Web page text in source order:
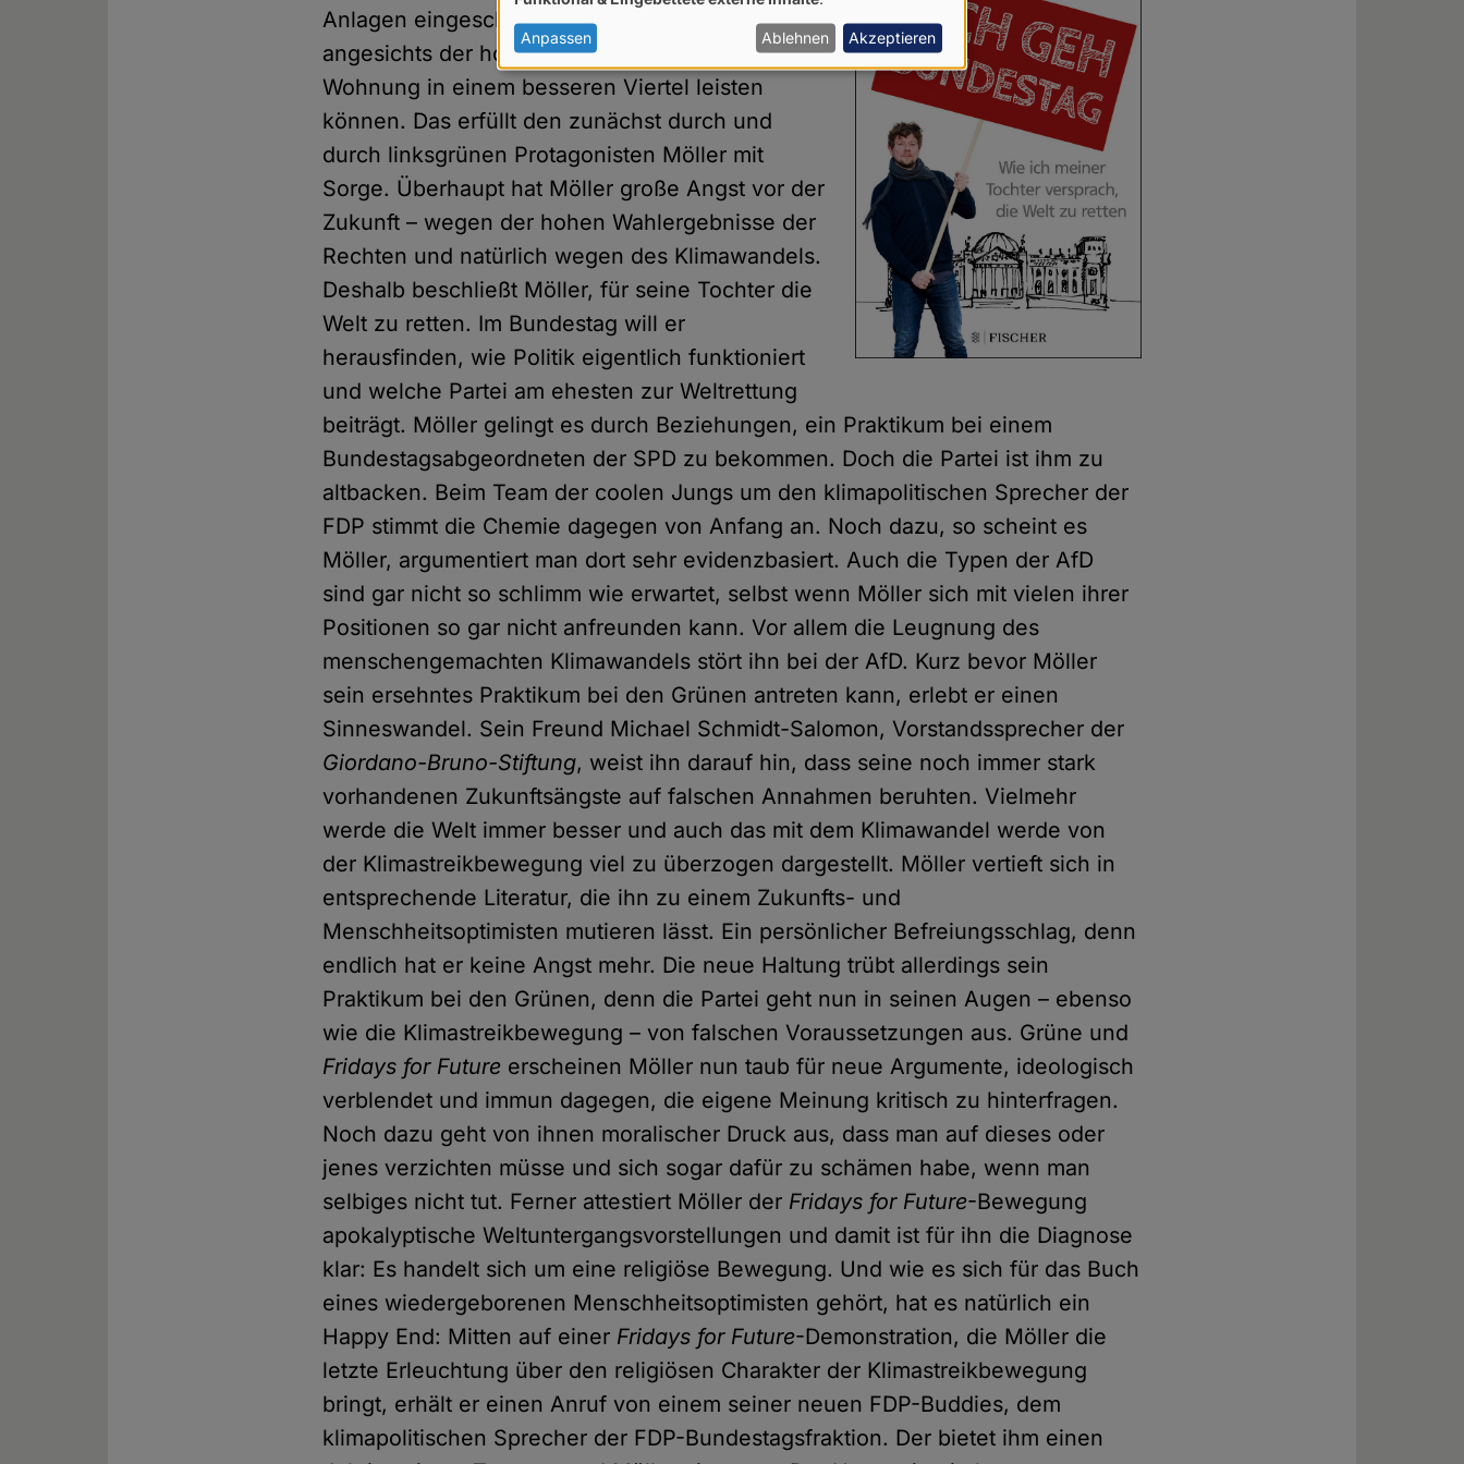
Anlagen eingeschult, weil ihre Eltern sich
angesichts der horrenden Berliner Mieten keine
Wohnung in einem besseren Viertel leisten
können. Das erfüllt den zunächst durch und
durch linksgrünen Protagonisten Möller mit
Sorge. Überhaupt hat Möller große Angst vor der
Zukunft – wegen der hohen Wahlergebnisse der
Rechten und natürlich wegen des Klimawandels.
Deshalb beschließt Möller, für seine Tochter die
Welt zu retten. Im Bundestag will er
herausfinden, wie Politik eigentlich funktioniert
und welche Partei am ehesten zur Weltrettung
beiträgt. Möller gelingt es durch Beziehungen, ein Praktikum bei einem
Bundestagsabgeordneten der SPD zu bekommen. Doch die Partei ist ihm zu
altbacken. Beim Team der coolen Jungs um den klimapolitischen Sprecher der
FDP stimmt die Chemie dagegen von Anfang an. Noch dazu, so scheint es
Möller, argumentiert man dort sehr evidenzbasiert. Auch die Typen der AfD
sind gar nicht so schlimm wie erwartet, selbst wenn Möller sich mit vielen ihrer
Positionen so gar nicht anfreunden kann. Vor allem die Leugnung des
menschengemachten Klimawandels stört ihn bei der AfD. Kurz bevor Möller
sein ersehntes Praktikum bei den Grünen antreten kann, erlebt er einen
Sinneswandel. Sein Freund Michael Schmidt-Salomon, Vorstandssprecher der
Giordano-Bruno-Stiftung, weist ihn darauf hin, dass seine noch immer stark
vorhandenen Zukunftsängste auf falschen Annahmen beruhten. Vielmehr
werde die Welt immer besser und auch das mit dem Klimawandel werde von
der Klimastreikbewegung viel zu überzogen dargestellt. Möller vertieft sich in
entsprechende Literatur, die ihn zu einem Zukunfts- und
Menschheitsoptimisten mutieren lässt. Ein persönlicher Befreiungsschlag, denn
endlich hat er keine Angst mehr. Die neue Haltung trübt allerdings sein
Praktikum bei den Grünen, denn die Partei geht nun in seinen Augen – ebenso
wie die Klimastreikbewegung – von falschen Voraussetzungen aus. Grüne und
Fridays for Future erscheinen Möller nun taub für neue Argumente, ideologisch
verblendet und immun dagegen, die eigene Meinung kritisch zu hinterfragen.
Noch dazu geht von ihnen moralischer Druck aus, dass man auf dieses oder
jenes verzichten müsse und sich sogar dafür zu schämen habe, wenn man
selbiges nicht tut. Ferner attestiert Möller der Fridays for Future-Bewegung
apokalyptische Weltuntergangsvorstellungen und damit ist für ihn die Diagnose
klar: Es handelt sich um eine religiöse Bewegung. Und wie es sich für das Buch
eines wiedergeborenen Menschheitsoptimisten gehört, hat es natürlich ein
Happy End: Mitten auf einer Fridays for Future-Demonstration, die Möller die
letzte Erleuchtung über den religiösen Charakter der Klimastreikbewegung
bringt, erhält er einen Anruf von einem seiner neuen FDP-Buddies, dem
klimapolitischen Sprecher der FDP-Bundestagsfraktion. Der bietet ihm einen
von
personenbezogenen
Daten
und
Cookies
Anpassen Ablehnen Akzeptieren